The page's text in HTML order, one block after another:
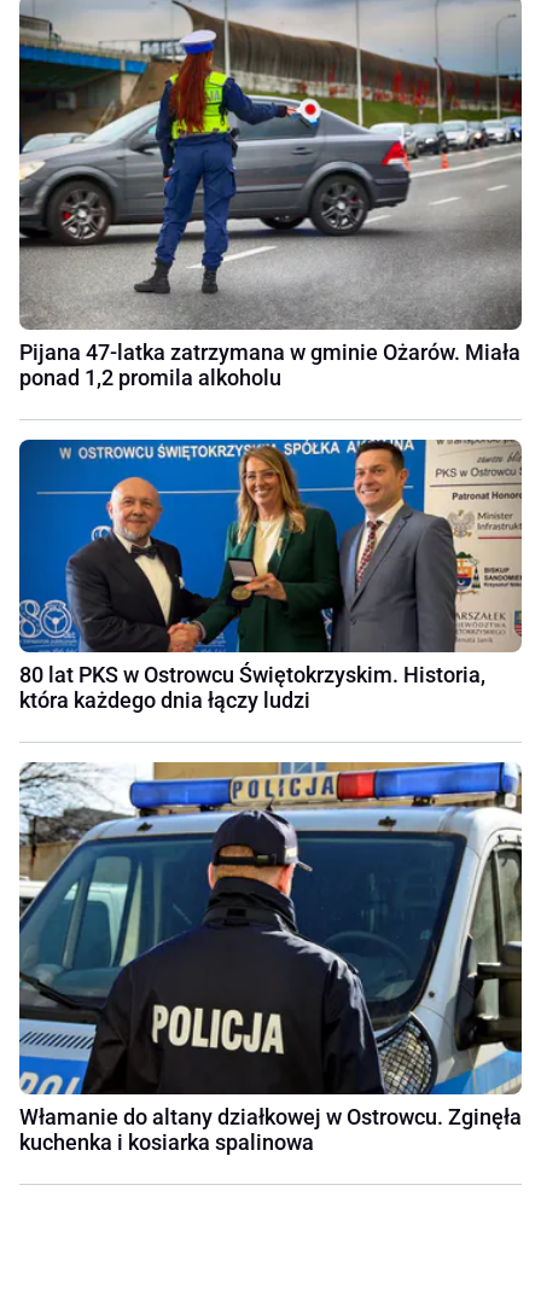
Pijana 47-latka zatrzymana w gminie Ożarów. Miała
ponad 1,2 promila alkoholu
80 lat PKS w Ostrowcu Świętokrzyskim. Historia,
która każdego dnia łączy ludzi
Włamanie do altany działkowej w Ostrowcu. Zginęła
kuchenka i kosiarka spalinowa